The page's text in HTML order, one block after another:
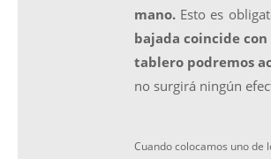
mano. Esto es
bajada coincide
tablero podremos
no surgirá ningún
Cuando colocamos uno de